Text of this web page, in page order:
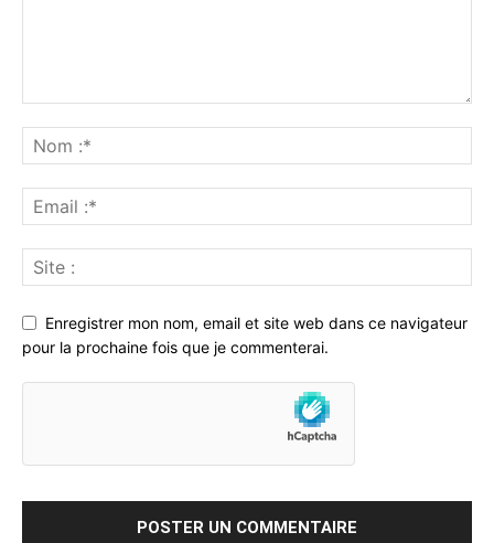
Enregistrer mon nom, email et site web dans ce navigateur
pour la prochaine fois que je commenterai.